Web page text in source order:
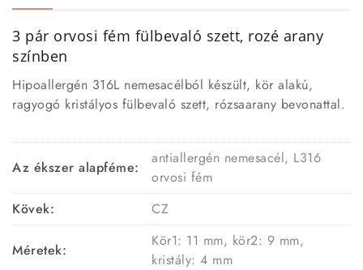
3 pár orvosi fém fülbevaló szett, rozé arany
színben
Hipoallergén 316L nemesacélból készült, kör alakú,
ragyogó kristályos fülbevaló szett, rózsaarany bevonattal.
Az ékszer alapféme:
antiallergén nemesacél, L316
orvosi fém
Kövek:
CZ
Méretek:
Kör1: 11 mm, kör2: 9 mm,
kristály: 4 mm